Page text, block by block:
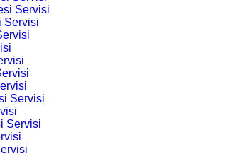
Servisi
Servisi
Servisi
Servisi